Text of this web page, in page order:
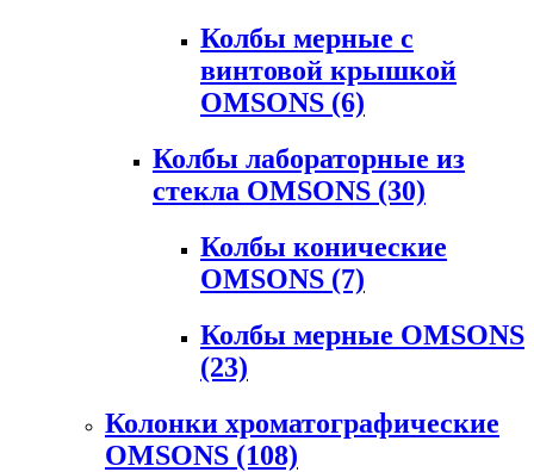
Колбы мерные с
винтовой крышкой
OMSONS (6)
Колбы лабораторные из
стекла OMSONS (30)
Колбы конические
OMSONS (7)
Колбы мерные OMSONS
(23)
Колонки хроматографические
OMSONS (108)